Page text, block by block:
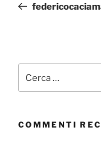
COMMENTI